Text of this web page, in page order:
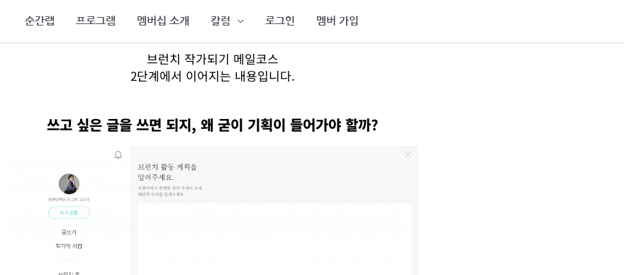
츠
순간랩 프로그램 멤버십 소개 칼럼 로그인 멤버 가입
브런치 작가되기 메일코스
2단계에서 이어지는 내용입니다.
쓰고 싶은 글을 쓰면 되지, 왜 굳이 기획이 들어가야 할까?